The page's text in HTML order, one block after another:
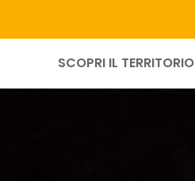
SCOPRI IL TERRITORIO